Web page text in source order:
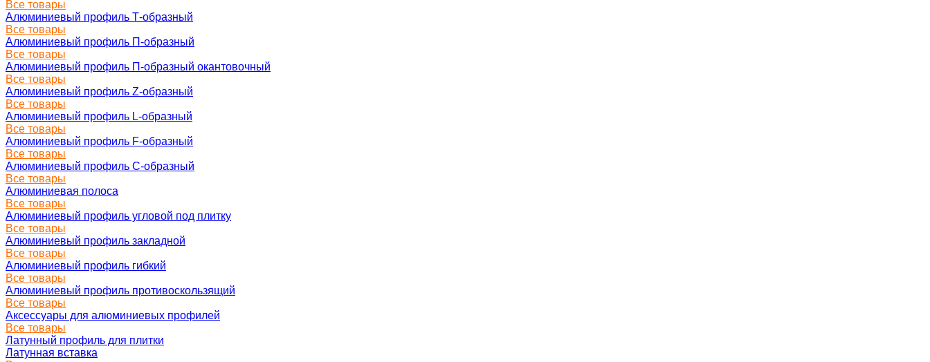
Все товары
Алюминиевый профиль Т-образный
Все товары
Алюминиевый профиль П-образный
Все товары
Алюминиевый профиль П-образный окантовочный
Все товары
Алюминиевый профиль Z-образный
Все товары
Алюминиевый профиль L-образный
Все товары
Алюминиевый профиль F-образный
Все товары
Алюминиевый профиль C-образный
Все товары
Алюминиевая полоса
Все товары
Алюминиевый профиль угловой под плитку
Все товары
Алюминиевый профиль закладной
Все товары
Алюминиевый профиль гибкий
Все товары
Алюминиевый профиль противоскользящий
Все товары
Аксессуары для алюминиевых профилей
Все товары
Латунный профиль для плитки
Латунная вставка